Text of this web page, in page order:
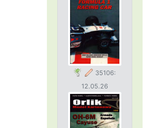
35106:
12.05.26